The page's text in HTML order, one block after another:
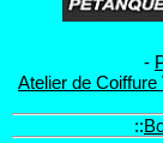
-
Atelier de Coiffure
::